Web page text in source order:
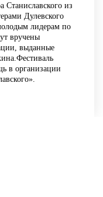
Станиславского из
Дулевского
лидерам по
вручены
выданные
в организации